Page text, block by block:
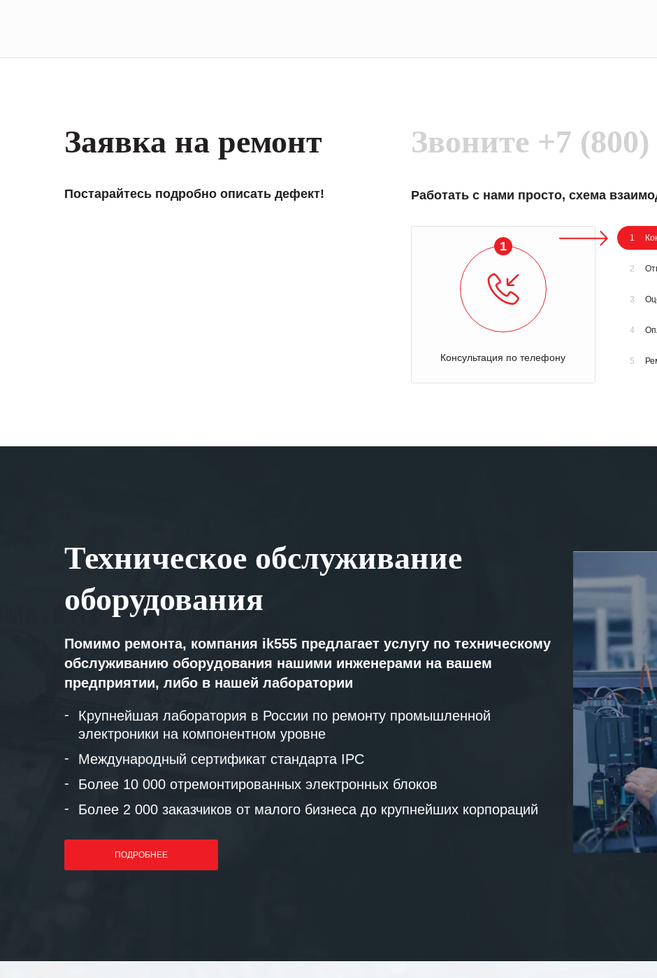
Заявка на ремонт
Постарайтесь подробно описать дефект!
Звоните +7
Работать с нами просто, схема
1
Консультация по телефону
1
2
3
4
5
Техническое обслуживание
оборудования
Помимо ремонта, компания ik555 предлагает услугу по техническому
обслуживанию оборудования нашими инженерами на вашем
предприятии, либо в нашей лаборатории
Крупнейшая лаборатория в России по ремонту промышленной
электроники на компонентном уровне
Международный сертификат стандарта IPC
Более 10 000 отремонтированных электронных блоков
Более 2 000 заказчиков от малого бизнеса до крупнейших корпораций
ПОДРОБНЕЕ